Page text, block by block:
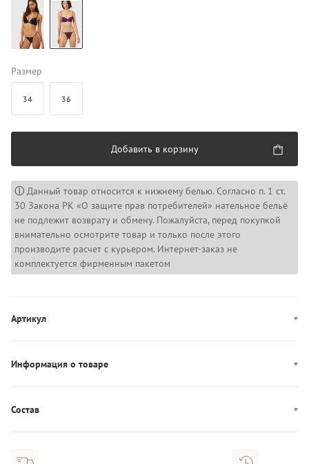
Размер
34 36
Добавить в корзину
ⓘ Данный товар относится к нижнему белью. Согласно п. 1 ст.
30 Закона РК «О защите прав потребителей» нательное бельё
не подлежит возврату и обмену. Пожалуйста, перед покупкой
внимательно осмотрите товар и только после этого
производите расчет с курьером. Интернет-заказ не
комплектуется фирменным пакетом
Артикул
Информация о товаре
Состав